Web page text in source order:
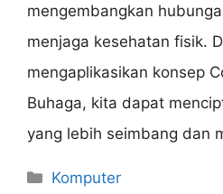
mengembangkan
menjaga kesehatan fisik.
mengaplikasikan konsep
Buhaga, kita dapat
yang lebih seimbang dan
Categories
Komputer